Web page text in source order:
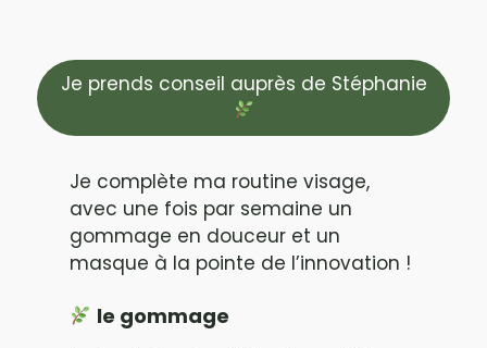
Je prends conseil auprès de Stéphanie
Je complète ma routine visage,
avec une fois par semaine un
gommage en douceur et un
masque à la pointe de l’innovation !
le gommage